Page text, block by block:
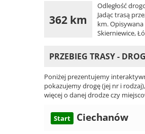
362 km
Odległość
Jadąc trasą
km. Opisywana
Skierniewice,
PRZEBIEG TRASY -
Poniżej prezentujemy
pokazujemy drogę (jej nr i
więcej o danej drodze czy
Start Ciechanów